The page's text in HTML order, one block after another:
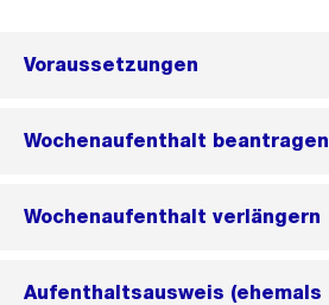
Voraussetzungen
Wochenaufenthalt beantragen
Wochenaufenthalt verlängern
Aufenthaltsausweis (ehemals